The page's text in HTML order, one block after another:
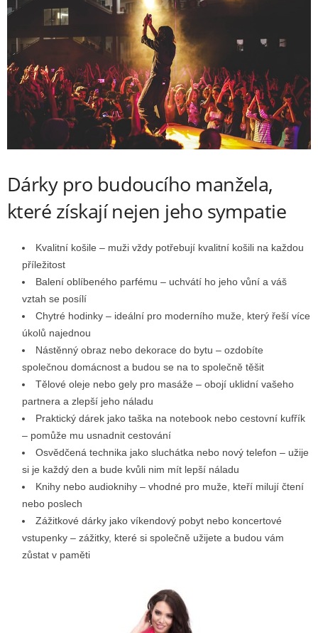
Dárky pro budoucího manžela,
které získají nejen jeho sympatie
Kvalitní košile – muži vždy potřebují kvalitní košili na každou
příležitost
Balení oblíbeného parfému – uchvátí ho jeho vůní a váš
vztah se posílí
Chytré hodinky – ideální pro moderního muže, který řeší více
úkolů najednou
Nástěnný obraz nebo dekorace do bytu – ozdobíte
společnou domácnost a budou se na to společně těšit
Tělové oleje nebo gely pro masáže – obojí uklidní vašeho
partnera a zlepší jeho náladu
Praktický dárek jako taška na notebook nebo cestovní kufřík
– pomůže mu usnadnit cestování
Osvědčená technika jako sluchátka nebo nový telefon – užije
si je každý den a bude kvůli nim mít lepší náladu
Knihy nebo audioknihy – vhodné pro muže, kteří milují čtení
nebo poslech
Zážitkové dárky jako víkendový pobyt nebo koncertové
vstupenky – zážitky, které si společně užijete a budou vám
zůstat v paměti